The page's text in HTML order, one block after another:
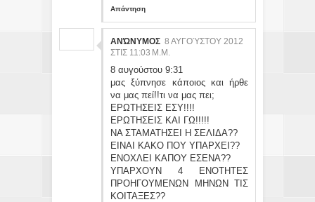
Απάντηση
ΑΝΏΝΥΜΟΣ 8 ΑΥΓΟΎΣΤΟΥ 2012
ΣΤΙΣ 11:03 Μ.Μ.
8 αυγούστου 9:31
μας ξύπνησε κάποιος και ήρθε
να μας πεί!!τι να μας πει;
ΕΡΩΤΗΣΕΙΣ ΕΣΥ!!!!
ΕΡΩΤΗΣΕΙΣ ΚΑΙ ΓΩ!!!!!
ΝΑ ΣΤΑΜΑΤΗΣΕΙ Η ΣΕΛΙΔΑ??
EINAI KAKO ΠΟΥ ΥΠΑΡΧΕΙ??
ΕΝΟΧΛΕΙ ΚΑΠΟΥ ΕΣΕΝΑ??
ΥΠΑΡΧΟΥΝ 4 ENOΤΗΤΕΣ
ΠΡΟΗΓΟΥΜΕΝΩΝ ΜΗΝΩΝ ΤΙΣ
ΚΟΙΤΑΞΕΣ??